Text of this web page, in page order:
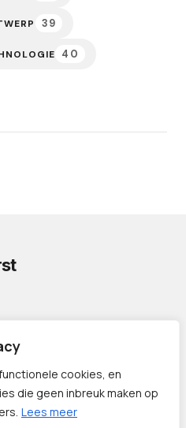
cookies, en
die geen inbreuk maken op
Lees meer
39
40